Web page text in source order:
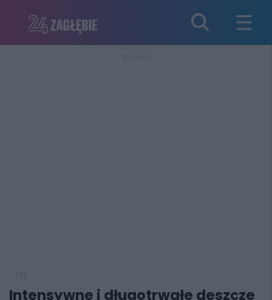
Intensywne i długotrwałe deszcze